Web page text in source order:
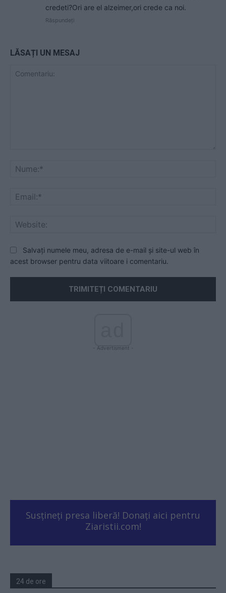
credeti?Ori are el alzeimer,ori crede ca noi.
Răspundeți
LĂSAȚI UN MESAJ
Salvați numele meu, adresa de e-mail și site-ul web în
acest browser pentru data viitoare i comentariu.
- Advertisment -
Susțineți presa liberă! Donați aici pentru
Ziaristii.com!
24 de ore